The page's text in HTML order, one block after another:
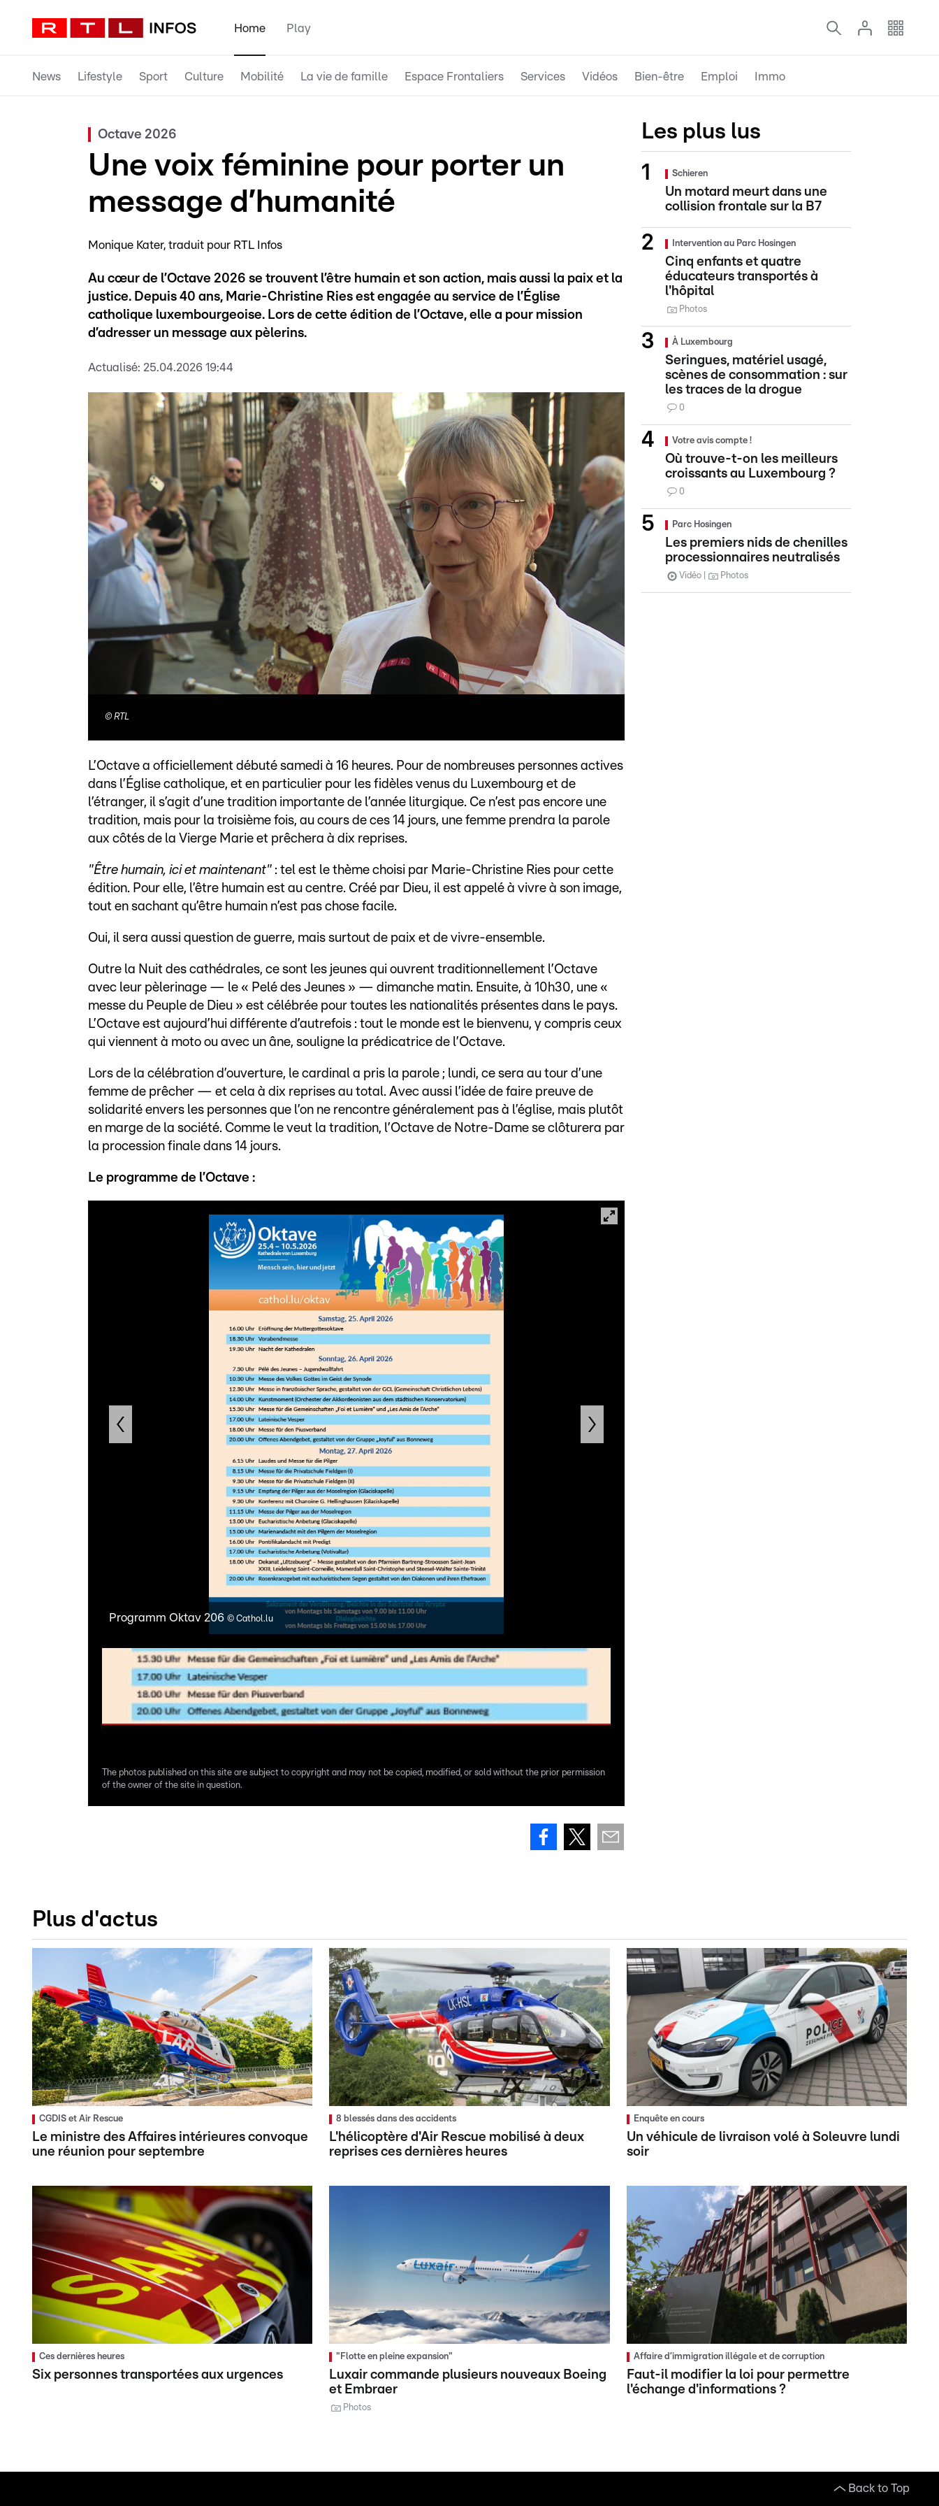
Home Play
News Lifestyle Sport Culture Mobilité La vie de famille Espace Frontaliers Services Vidéos Bien-être Emploi Immo
Octave 2026
Une voix féminine pour porter un
message d’humanité
Monique Kater traduit pour RTL Infos
Au cœur de l’Octave 2026 se trouvent l’être humain et son action, mais aussi la paix et la
justice. Depuis 40 ans, Marie-Christine Ries est engagée au service de l’Église
catholique luxembourgeoise. Lors de cette édition de l’Octave, elle a pour mission
d’adresser un message aux pèlerins.
Actualisé: 25.04.2026 19:44
© RTL
L’Octave a officiellement débuté samedi à 16 heures. Pour de nombreuses personnes actives
dans l’Église catholique, et en particulier pour les fidèles venus du Luxembourg et de
l’étranger, il s’agit d’une tradition importante de l’année liturgique. Ce n’est pas encore une
tradition, mais pour la troisième fois, au cours de ces 14 jours, une femme prendra la parole
aux côtés de la Vierge Marie et prêchera à dix reprises.
"Être humain, ici et maintenant" : tel est le thème choisi par Marie-Christine Ries pour cette
édition. Pour elle, l’être humain est au centre. Créé par Dieu, il est appelé à vivre à son image,
tout en sachant qu’être humain n’est pas chose facile.
Oui, il sera aussi question de guerre, mais surtout de paix et de vivre-ensemble.
Outre la Nuit des cathédrales, ce sont les jeunes qui ouvrent traditionnellement l’Octave
avec leur pèlerinage — le « Pelé des Jeunes » — dimanche matin. Ensuite, à 10h30, une «
messe du Peuple de Dieu » est célébrée pour toutes les nationalités présentes dans le pays.
L’Octave est aujourd’hui différente d’autrefois : tout le monde est le bienvenu, y compris ceux
qui viennent à moto ou avec un âne, souligne la prédicatrice de l’Octave.
Lors de la célébration d’ouverture, le cardinal a pris la parole ; lundi, ce sera au tour d’une
femme de prêcher — et cela à dix reprises au total. Avec aussi l’idée de faire preuve de
solidarité envers les personnes que l’on ne rencontre généralement pas à l’église, mais plutôt
en marge de la société. Comme le veut la tradition, l’Octave de Notre-Dame se clôturera par
la procession finale dans 14 jours.
Le programme de l’Octave :
Programm Oktav 206 © Cathol.lu
The photos published on this site are subject to copyright and may not be copied, modified, or sold without the prior permission
of the owner of the site in question.
Les plus lus
Schieren
Un motard meurt dans une
collision frontale sur la B7
Intervention au Parc Hosingen
Cinq enfants et quatre
éducateurs transportés à
l'hôpital
Photos
À Luxembourg
Seringues, matériel usagé,
scènes de consommation : sur
les traces de la drogue
0
Votre avis compte !
Où trouve-t-on les meilleurs
croissants au Luxembourg ?
0
Parc Hosingen
Les premiers nids de chenilles
processionnaires neutralisés
Vidéo Photos
Plus d'actus
CGDIS et Air Rescue
Le ministre des Affaires intérieures convoque
une réunion pour septembre
8 blessés dans des accidents
L'hélicoptère d'Air Rescue mobilisé à deux
reprises ces dernières heures
Enquête en cours
Un véhicule de livraison volé à Soleuvre lundi
soir
Ces dernières heures
Six personnes transportées aux urgences
"Flotte en pleine expansion"
Luxair commande plusieurs nouveaux Boeing
et Embraer
Photos
Affaire d’immigration illégale et de corruption
Faut-il modifier la loi pour permettre
l'échange d'informations ?
Back to Top